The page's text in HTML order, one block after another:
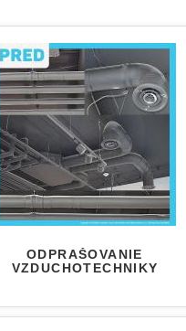
ODPRAŠOVANIE
VZDUCHOTECHNIKY